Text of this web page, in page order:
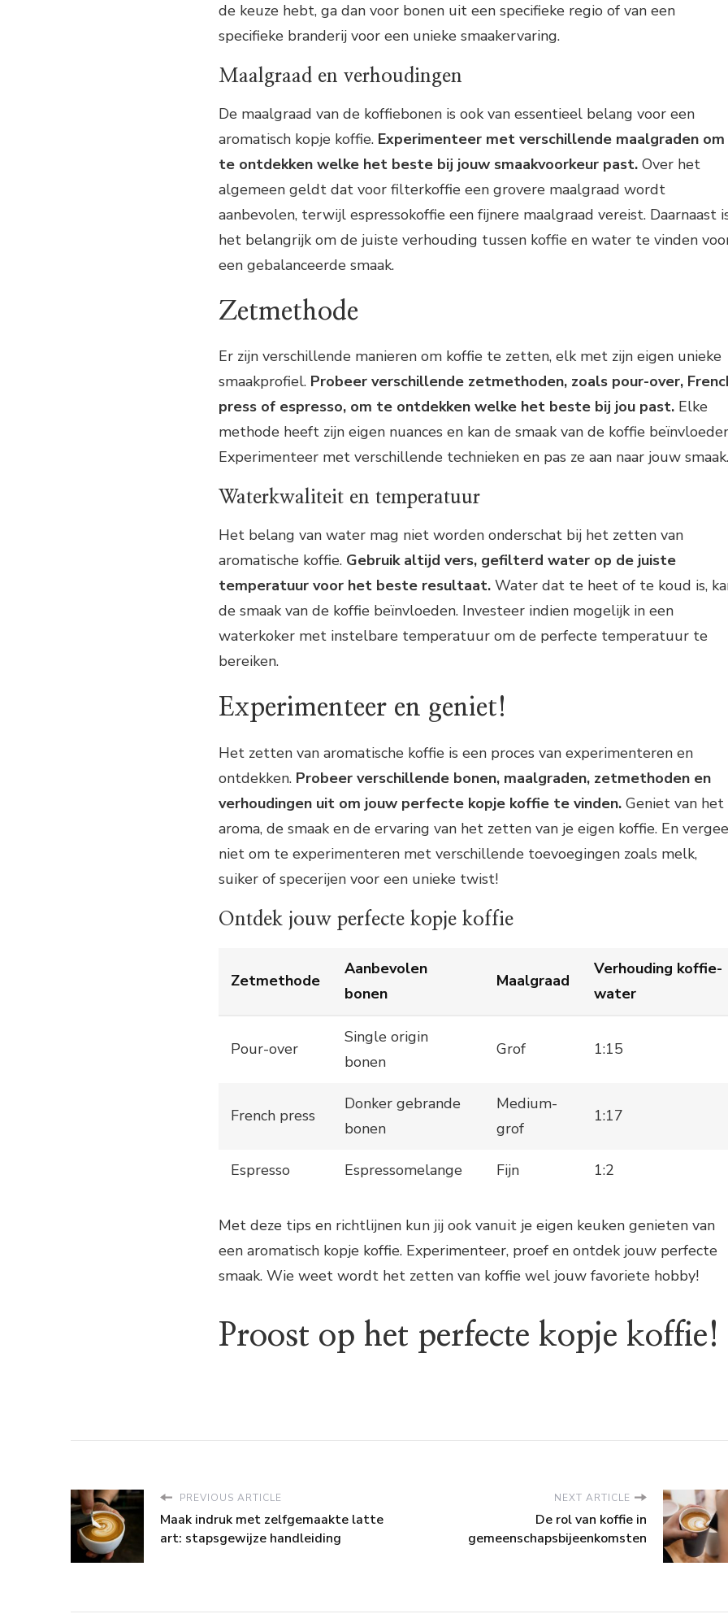
de keuze hebt, ga dan voor bonen uit een specifieke regio of van een
specifieke branderij voor een unieke smaakervaring.
Maalgraad en verhoudingen
De maalgraad van de koffiebonen is ook van essentieel belang voor een
aromatisch kopje koffie. Experimenteer met verschillende maalgraden om
te ontdekken welke het beste bij jouw smaakvoorkeur past. Over het
algemeen geldt dat voor filterkoffie een grovere maalgraad wordt
aanbevolen, terwijl espressokoffie een fijnere maalgraad vereist. Daarnaast
het belangrijk om de juiste verhouding tussen koffie en water te vinden
een gebalanceerde smaak.
Zetmethode
Er zijn verschillende manieren om koffie te zetten, elk met zijn eigen unieke
smaakprofiel. Probeer verschillende zetmethoden, zoals pour-over,
press of espresso, om te ontdekken welke het beste bij jou past. Elke
methode heeft zijn eigen nuances en kan de smaak van de koffie
Experimenteer met verschillende technieken en pas ze aan naar jouw smaak.
Waterkwaliteit en temperatuur
Het belang van water mag niet worden onderschat bij het zetten van
aromatische koffie. Gebruik altijd vers, gefilterd water op de juiste
temperatuur voor het beste resultaat. Water dat te heet of te koud is,
de smaak van de koffie beïnvloeden. Investeer indien mogelijk in een
waterkoker met instelbare temperatuur om de perfecte temperatuur te
bereiken.
Experimenteer en geniet!
Het zetten van aromatische koffie is een proces van experimenteren en
ontdekken. Probeer verschillende bonen, maalgraden, zetmethoden en
verhoudingen uit om jouw perfecte kopje koffie te vinden. Geniet van het
aroma, de smaak en de ervaring van het zetten van je eigen koffie. En
niet om te experimenteren met verschillende toevoegingen zoals melk,
suiker of specerijen voor een unieke twist!
Ontdek jouw perfecte kopje koffie
Zetmethode
Aanbevolen
bonen
Maalgraad
Verhouding koffie-
water
Pour-over
Single origin
bonen
Grof 1:15
French press
Donker gebrande
bonen
Medium-
grof
1:17
Espresso Espressomelange Fijn 1:2
Met deze tips en richtlijnen kun jij ook vanuit je eigen keuken genieten van
een aromatisch kopje koffie. Experimenteer, proef en ontdek jouw perfecte
smaak. Wie weet wordt het zetten van koffie wel jouw favoriete hobby!
Proost op het perfecte kopje koffie!
PREVIOUS ARTICLE
Maak indruk met zelfgemaakte latte
art: stapsgewijze handleiding
NEXT ARTICLE
De rol van koffie in
gemeenschapsbijeenkomsten